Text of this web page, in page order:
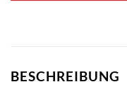
BESCHREIBUNG